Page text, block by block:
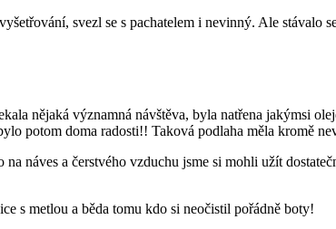
svezl se s pachatelem i nevinný. Ale
nějaká významná návštěva, byla natřena jakýmsi
potom doma radosti!! Taková podlaha měla kromě
náves a čerstvého vzduchu jsme si mohli užít
s metlou a běda tomu kdo si neočistil pořádně boty!